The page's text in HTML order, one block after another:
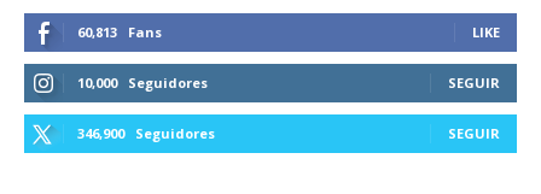
60,813 Fans LIKE
10,000 Seguidores SEGUIR
346,900 Seguidores SEGUIR